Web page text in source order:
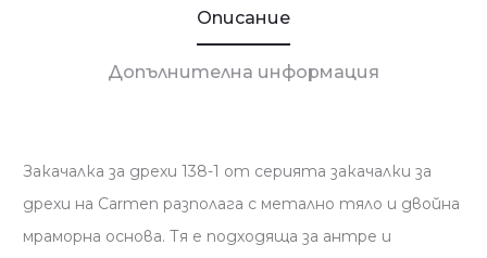
Описание
Допълнителна информация
Закачалка за дрехи 138-1 от серията закачалки за
дрехи на Carmen разполага с метално тяло и двойна
мраморна основа. Тя е подходяща за антре и